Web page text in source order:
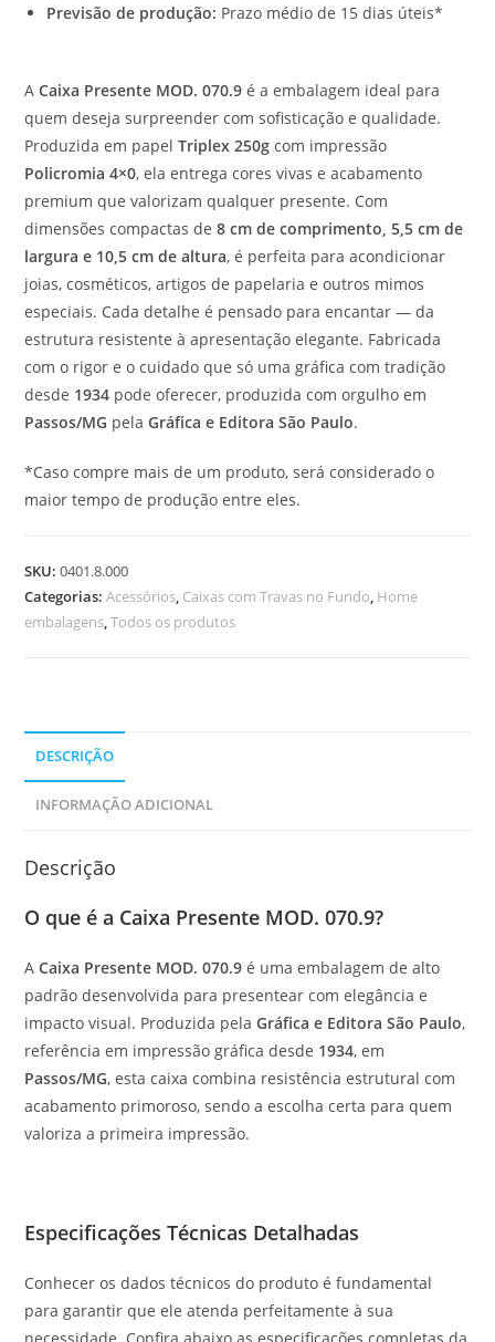
Previsão de produção: Prazo médio de 15 dias úteis*
ACaixa Presente MOD. 070.9 é a embalagem ideal para
quem deseja surpreender com sofisticação e qualidade.
Produzida em papelTriplex 250g com impressão
Policromia 4×0, ela entrega cores vivas e acabamento
premium que valorizam qualquer presente. Com
dimensões compactas de8 cm de comprimento, 5,5 cm de
largura e 10,5 cm de altura, é perfeita para acondicionar
joias, cosméticos, artigos de papelaria e outros mimos
especiais. Cada detalhe é pensado para encantar — da
estrutura resistente à apresentação elegante. Fabricada
com o rigor e o cuidado que só uma gráfica com tradição
desde 1934 pode oferecer, produzida com orgulho em
Passos/MG pelaGráfica e Editora São Paulo.
*Caso compre mais de um produto, será considerado o
maior tempo de produção entre eles.
SKU:0401.8.000
Categorias:Acessórios, Caixas com Travas no Fundo, Home
embalagens,Todos os produtos
DESCRIÇÃO
INFORMAÇÃO ADICIONAL
Descrição
O que é a Caixa Presente MOD. 070.9?
ACaixa Presente MOD. 070.9 é uma embalagem de alto
padrão desenvolvida para presentear com elegância e
impacto visual. Produzida pelaGráfica e Editora São Paulo,
referência em impressão gráfica desde 1934, em
Passos/MG, esta caixa combina resistência estrutural com
acabamento primoroso, sendo a escolha certa para quem
valoriza a primeira impressão.
Especificações Técnicas Detalhadas
Conhecer os dados técnicos do produto é fundamental
para garantir que ele atenda perfeitamente à sua